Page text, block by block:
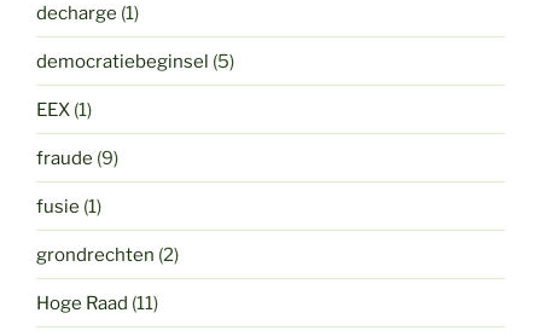
decharge (1)
democratiebeginsel (5)
EEX (1)
fraude (9)
fusie (1)
grondrechten (2)
Hoge Raad (11)